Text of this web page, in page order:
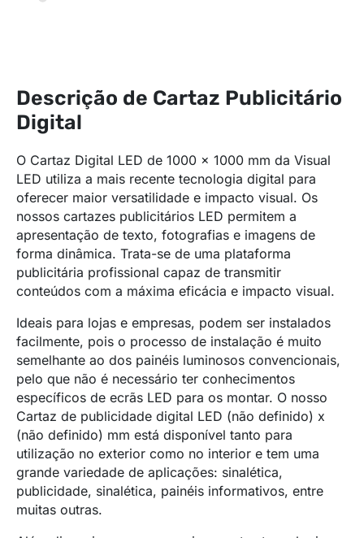
Descrição de Cartaz Publicitário
Digital
O Cartaz Digital LED de 1000 x 1000 mm da Visual
LED utiliza a mais recente tecnologia digital para
oferecer maior versatilidade e impacto visual. Os
nossos cartazes publicitários LED permitem a
apresentação de texto, fotografias e imagens de
forma dinâmica. Trata-se de uma plataforma
publicitária profissional capaz de transmitir
conteúdos com a máxima eficácia e impacto visual.
Ideais para lojas e empresas, podem ser instalados
facilmente, pois o processo de instalação é muito
semelhante ao dos painéis luminosos convencionais,
pelo que não é necessário ter conhecimentos
específicos de ecrãs LED para os montar. O nosso
Cartaz de publicidade digital LED (não definido) x
(não definido) mm está disponível tanto para
utilização no exterior como no interior e tem uma
grande variedade de aplicações: sinalética,
publicidade, sinalética, painéis informativos, entre
muitas outras.